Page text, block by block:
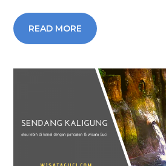
READ MORE